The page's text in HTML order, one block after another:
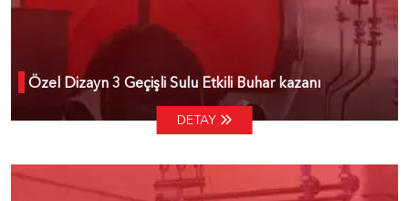
Özel Dizayn 3 Geçişli Sulu Etkili Buhar kazanı
DETAY